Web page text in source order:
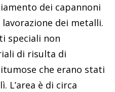
dei capannoni
dei metalli.
speciali non
di risulta di
che erano stati
L’area è di circa